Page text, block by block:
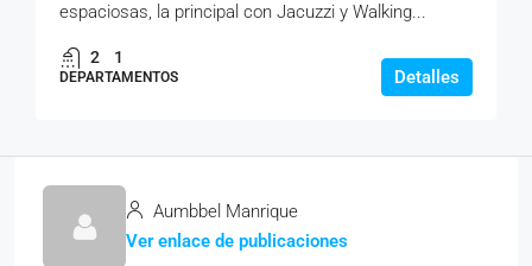
espaciosas, la principal con Jacuzzi y Walking...
2 1
DEPARTAMENTOS Detalles
Aumbbel Manrique
Ver enlace de publicaciones